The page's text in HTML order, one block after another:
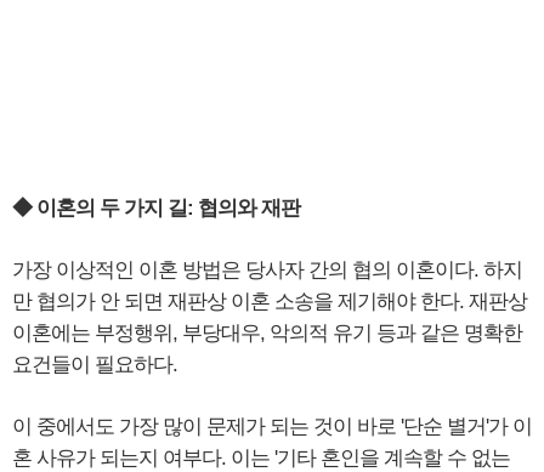
◆ 이혼의 두 가지 길: 협의와 재판
가장 이상적인 이혼 방법은 당사자 간의 협의 이혼이다. 하지
만 협의가 안 되면 재판상 이혼 소송을 제기해야 한다. 재판상
이혼에는 부정행위, 부당대우, 악의적 유기 등과 같은 명확한
요건들이 필요하다.
이 중에서도 가장 많이 문제가 되는 것이 바로 '단순 별거'가 이
혼 사유가 되는지 여부다. 이는 '기타 혼인을 계속할 수 없는